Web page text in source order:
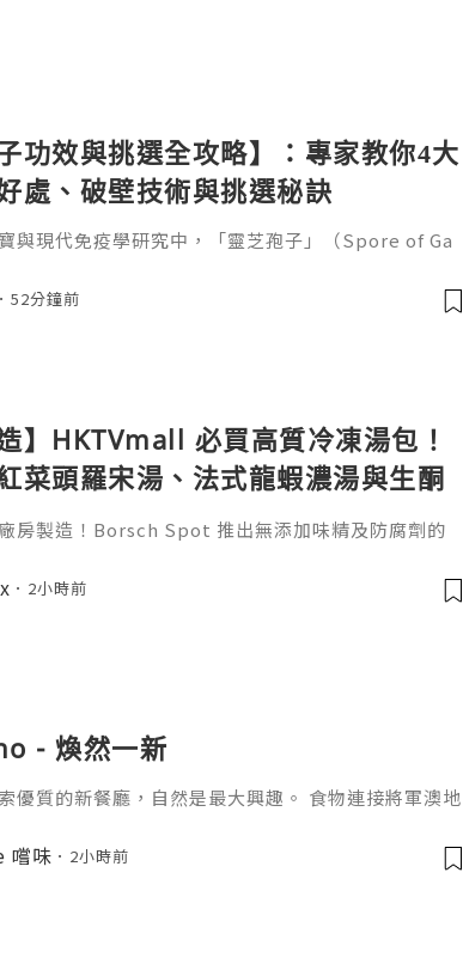
功效與挑選全攻略】：專家教你4大
處、破壁技術與挑選秘訣
與現代免疫學研究中，「靈芝孢子」（Spore of Ga
免疫力、改善睡眠質素、抵抗疲勞及日常抗衰老的都
受推崇的頂級保健聖品。
52分鐘前
】HKTVmall 必買高質冷凍湯包！
菜頭羅宋湯、法式龍蝦濃湯與生酮
頭湯全攻略
房製造！Borsch Spot 推出無添加味精及防腐劑的
15分鐘加熱即食。即睇完整指南與HKTVmall訂購連
2小時前
- 煥然一新
優質的新餐廳，自然是最大興趣。 食物連接將軍澳地
大堂華麗變身的Fine Food Lounge，數月前我已急
糕及咖啡，質素令人滿意，自此成為了我在將軍澳打
嚐味 2小時前